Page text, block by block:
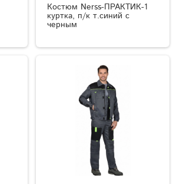
Костюм Nerss-ПРАКТИК-1
куртка, п/к т.синий с
черным